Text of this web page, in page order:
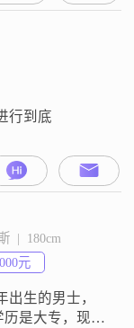
贴，热爱生
生活之间的关
重要的就是找
。工作虽然忙
时间来享受生
一本好书，或
行到底
|  180cm
元
出生的男士，
历是大专，现在